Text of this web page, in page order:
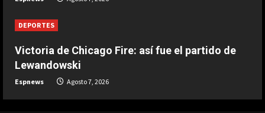
DEPORTES
Victoria de Chicago Fire: así fue el partido de
Lewandowski
Espnews Agosto 7, 2026